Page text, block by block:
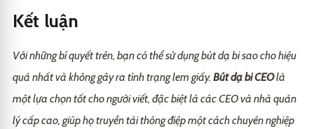
Kết luận
Với những bí quyết trên, bạn có thể sử dụng bút dạ bi sao cho hiệu
quả nhất và không gây ra tình trạng lem giấy. Bút dạ bi CEOlà
một lựa chọn tốt cho người viết, đặc biệt là các CEO và nhà quản
lý cấp cao, giúp họ truyền tải thông điệp một cách chuyên nghiệp